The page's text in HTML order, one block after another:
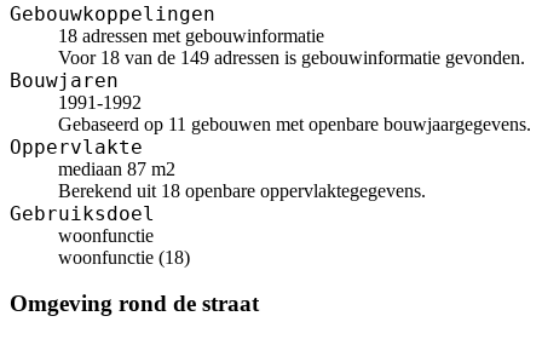
Gebouwkoppelingen
18 adressen met gebouwinformatie
Voor 18 van de 149 adressen is gebouwinformatie gevonden.
Bouwjaren
1991-1992
Gebaseerd op 11 gebouwen met openbare bouwjaargegevens.
Oppervlakte
mediaan 87 m2
Berekend uit 18 openbare oppervlaktegegevens.
Gebruiksdoel
woonfunctie
woonfunctie (18)
Omgeving rond de straat